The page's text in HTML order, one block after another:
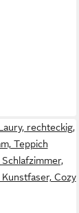
rechteckig,
Teppich
Cozy